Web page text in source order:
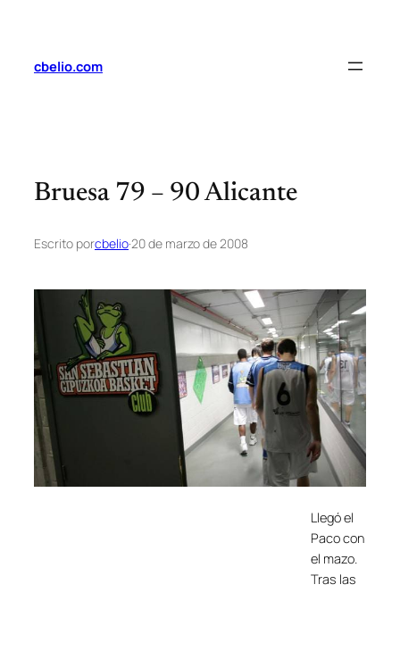
contenido
cbelio.com
Bruesa 79 – 90 Alicante
Escrito porcbelio·20 de marzo de 2008
Llegó el
Paco con
el mazo.
Tras las